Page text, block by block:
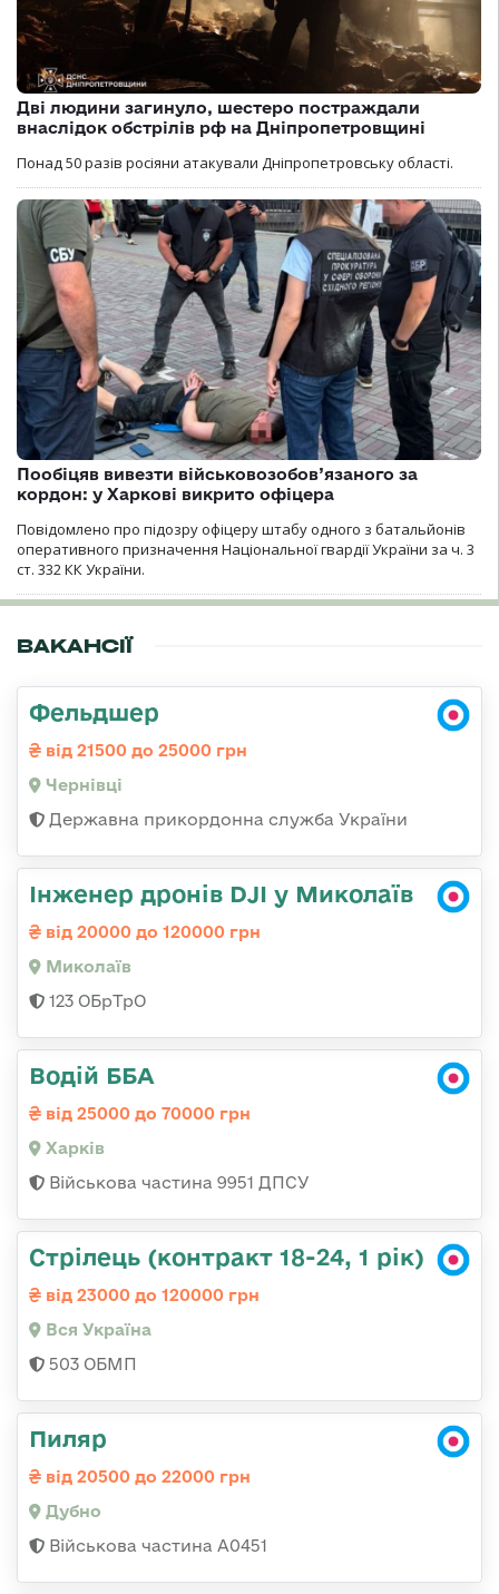
Дві людини загинуло, шестеро постраждали
внаслідок обстрілів рф на Дніпропетровщині
Понад 50 разів росіяни атакували Дніпропетровську області.
Пообіцяв вивезти військовозобов’язаного за
кордон: у Харкові викрито офіцера
Повідомлено про підозру офіцеру штабу одного з батальйонів
оперативного призначення Національної гвардії України за ч. 3
ст. 332 КК України.
ВАКАНСІЇ
Фельдшер
від 21500 до 25000 грн
Чернівці
Державна прикордонна служба України
Інженер дронів DJI у Миколаїв
від 20000 до 120000 грн
Миколаїв
123 ОБрТрО
Водій ББА
від 25000 до 70000 грн
Харків
Військова частина 9951 ДПСУ
Стрілець (контракт 18-24, 1 рік)
від 23000 до 120000 грн
Вся Україна
503 ОБМП
Пиляр
від 20500 до 22000 грн
Дубно
Військова частина А0451